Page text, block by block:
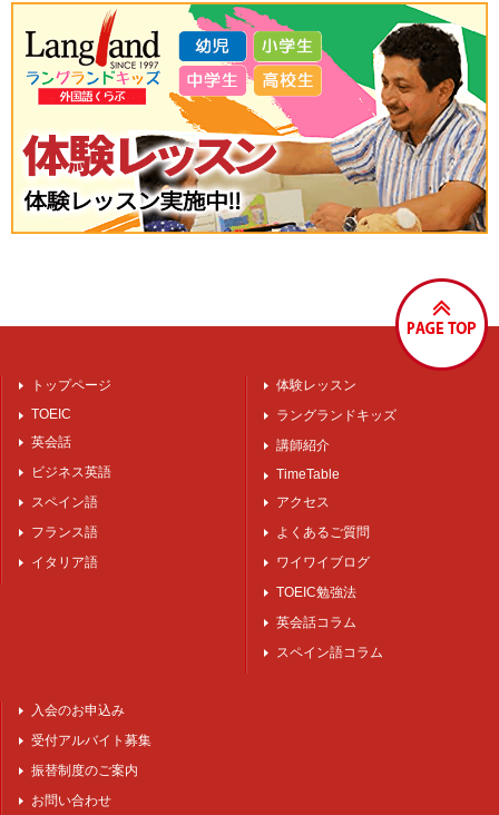
トップページ
TOEIC
英会話
ビジネス英語
スペイン語
フランス語
イタリア語
体験レッスン
ラングランドキッズ
講師紹介
TimeTable
アクセス
よくあるご質問
ワイワイブログ
TOEIC勉強法
英会話コラム
スペイン語コラム
入会のお申込み
受付アルバイト募集
振替制度のご案内
お問い合わせ